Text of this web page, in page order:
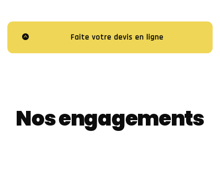
Faite votre devis en ligne
Nos engagements